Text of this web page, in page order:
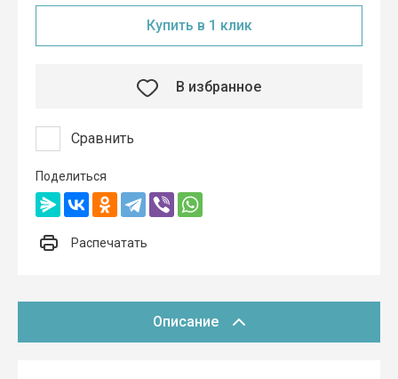
Купить в 1 клик
Сравнить
В избранное
Поделиться
Распечатать
Описание